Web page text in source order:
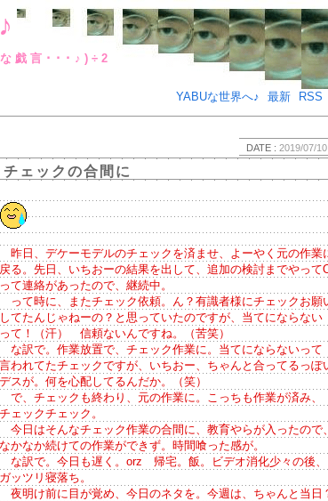
♪＋YABUな戯言･･･
YABUな世界へ♪
最新 RSS
DATE : 2019/07/
チェックの合間に
昨日、デケーモデルのチェックを済ませ、よーやく元の作業
戻る。先日、いちおーの結果を出して、追加の検討までやって
って連絡があったので、継続中。
って時に、またチェック依頼。ん？有識者様にチェックお願
してたんじゃねーの？と思っていたのですが、当てにならない
って！（汗） 信頼ないんですね。（苦笑）
な訳で。作業放置で、チェック作業に。当てにならないって
言われてたチェックですが、いちおー、ちゃんと合ってるっぽ
デスが。何を心配してるんだか。（笑）
で、チェックも終わり、元の作業に。こっちも作業が済み、
チェックチェック。
今日はそんなチェック作業の合間に、教育やらが入ったので、
なかなか続けての作業ができず。時間喰った感が。
な訳で。今日も遅く。orz 帰宅。飯。ビデオ消化少々の後、
ガッツリ寝落ち。
夜明け前に目が覚め、今日のネタを。今週は、ちゃんと当日